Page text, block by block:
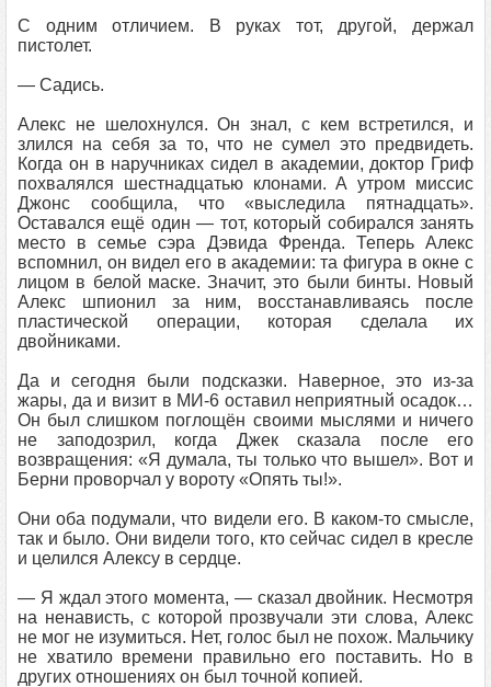
С одним отличием. В руках тот, другой, держал
пистолет.
— Садись.
Алекс не шелохнулся. Он знал, с кем встретился, и
злился на себя за то, что не сумел это предвидеть.
Когда он в наручниках сидел в академии, доктор Гриф
похвалялся шестнадцатью клонами. А утром миссис
Джонс сообщила, что «выследила пятнадцать».
Оставался ещё один — тот, который собирался занять
место в семье сэра Дэвида Френда. Теперь Алекс
вспомнил, он видел его в академии: та фигура в окне с
лицом в белой маске. Значит, это были бинты. Новый
Алекс шпионил за ним, восстанавливаясь после
пластической операции, которая сделала их
двойниками.
Да и сегодня были подсказки. Наверное, это из-за
жары, да и визит в МИ-6 оставил неприятный осадок…
Он был слишком поглощён своими мыслями и ничего
не заподозрил, когда Джек сказала после его
возвращения: «Я думала, ты только что вышел». Вот и
Берни проворчал у вороту «Опять ты!».
Они оба подумали, что видели его. В каком-то смысле,
так и было. Они видели того, кто сейчас сидел в кресле
и целился Алексу в сердце.
— Я ждал этого момента, — сказал двойник. Несмотря
на ненависть, с которой прозвучали эти слова, Алекс
не мог не изумиться. Нет, голос был не похож. Мальчику
не хватило времени правильно его поставить. Но в
других отношениях он был точной копией.